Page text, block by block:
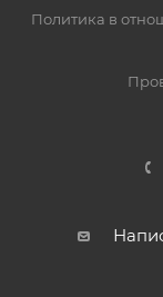
Политика в